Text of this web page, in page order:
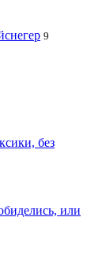
9
без
или